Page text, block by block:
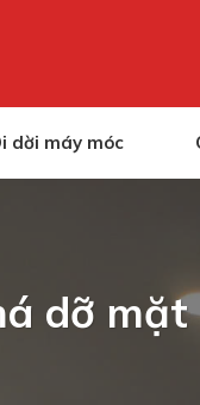
dời máy móc
dỡ